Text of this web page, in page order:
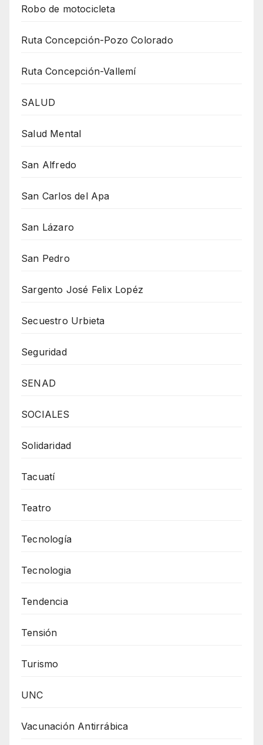
Robo de motocicleta
Ruta Concepción-Pozo Colorado
Ruta Concepción-Vallemí
SALUD
Salud Mental
San Alfredo
San Carlos del Apa
San Lázaro
San Pedro
Sargento José Felix Lopéz
Secuestro Urbieta
Seguridad
SENAD
SOCIALES
Solidaridad
Tacuatí
Teatro
Tecnología
Tecnologia
Tendencia
Tensión
Turismo
UNC
Vacunación Antirrábica